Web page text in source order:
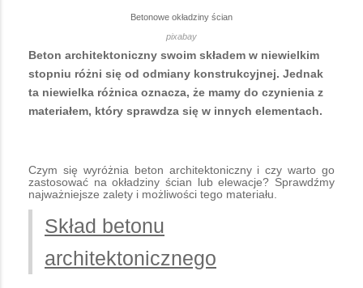
Betonowe okładziny ścian
pixabay
Beton architektoniczny swoim składem w niewielkim
stopniu różni się od odmiany konstrukcyjnej. Jednak
ta niewielka różnica oznacza, że mamy do czynienia z
materiałem, który sprawdza się w innych elementach.
Czym się wyróżnia beton architektoniczny i czy warto go
zastosować na okładziny ścian lub elewacje? Sprawdźmy
najważniejsze zalety i możliwości tego materiału.
Skład betonu
architektonicznego